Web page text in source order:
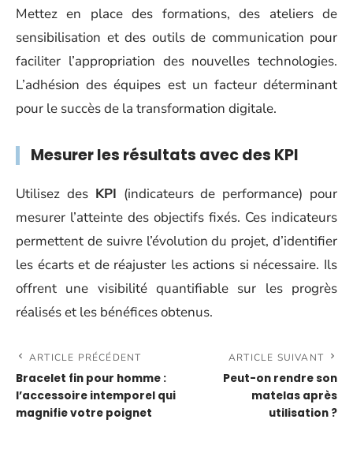
Mettez en place des formations, des ateliers de
sensibilisation et des outils de communication pour
faciliter l’appropriation des nouvelles technologies.
L’adhésion des équipes est un facteur déterminant
pour le succès de la transformation digitale.
Mesurer les résultats avec des KPI
Utilisez des KPI (indicateurs de performance) pour
mesurer l’atteinte des objectifs fixés. Ces indicateurs
permettent de suivre l’évolution du projet, d’identifier
les écarts et de réajuster les actions si nécessaire. Ils
offrent une visibilité quantifiable sur les progrès
réalisés et les bénéfices obtenus.
ARTICLE PRÉCÉDENT
Bracelet fin pour homme :
l’accessoire intemporel qui
magnifie votre poignet
ARTICLE SUIVANT
Peut-on rendre son
matelas après
utilisation ?